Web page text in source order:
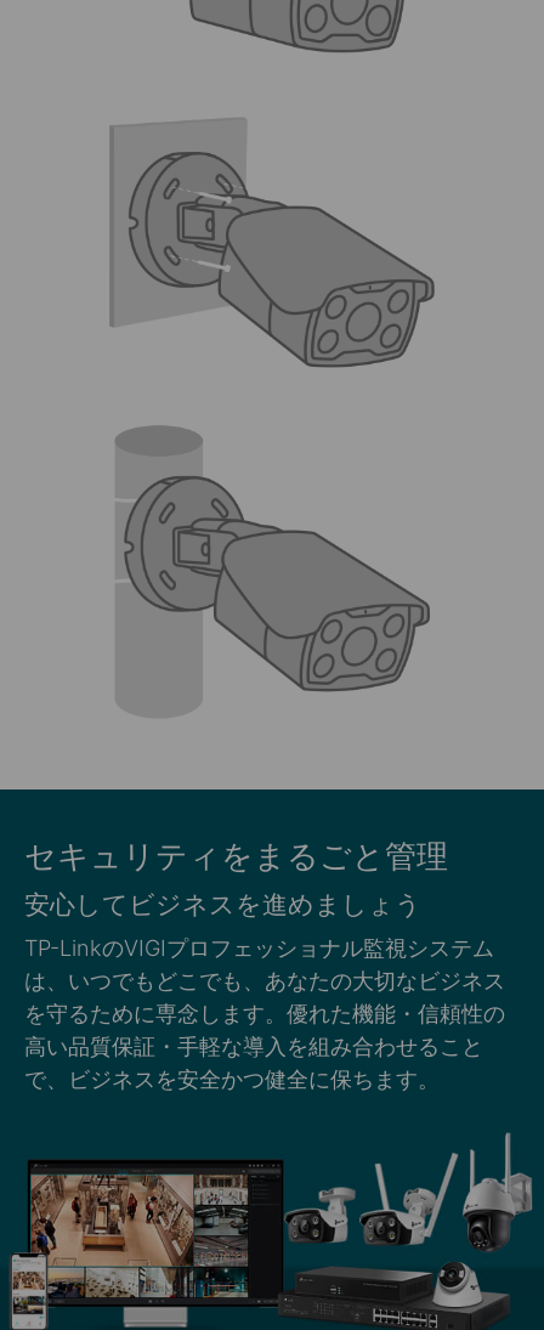
セキュリティをまるごと管理
安心してビジネスを進めましょう
TP-LinkのVIGIプロフェッショナル監視システム
は、いつでもどこでも、あなたの大切なビジネス
を守るために専念します。優れた機能・信頼性の
高い品質保証・手軽な導入を組み合わせること
で、ビジネスを安全かつ健全に保ちます。